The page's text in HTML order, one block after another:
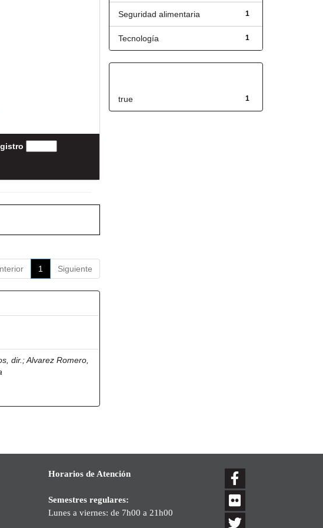
1 Siguiente
dir. ;Alvarez Romero,
1
Seguridad alimentaria
1
Tecnología
1
true
Horarios de Atención
Semestres regulares:
Lunes a viernes: de 7h00 a 21h00